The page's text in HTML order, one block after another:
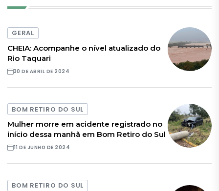
GERAL
CHEIA: Acompanhe o nível atualizado do
Rio Taquari
30 DE ABRIL DE 2024
BOM RETIRO DO SUL
Mulher morre em acidente registrado no
início dessa manhã em Bom Retiro do Sul
11 DE JUNHO DE 2024
BOM RETIRO DO SUL